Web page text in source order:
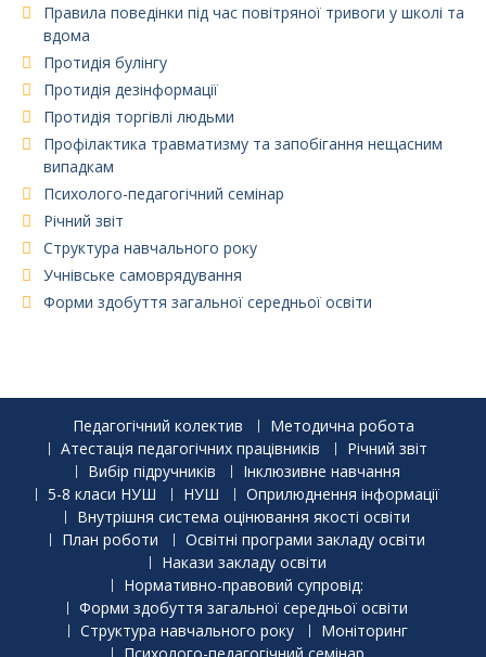
Правила поведінки під час повітряної тривоги у школі та
вдома
Протидія булінгу
Протидія дезінформації
Протидія торгівлі людьми
Профілактика травматизму та запобігання нещасним
випадкам
Психолого-педагогічний семінар
Річний звіт
Структура навчального року
Учнівське самоврядування
Форми здобуття загальної середньої освіти
Педагогічний колектив
Методична робота
Атестація педагогічних працівників
Річний звіт
Вибір підручників
Інклюзивне навчання
5-8 класи НУШ
НУШ
Оприлюднення інформації
Внутрішня система оцінювання якості освіти
План роботи
Освітні програми закладу освіти
Накази закладу освіти
Нормативно-правовий супровід:
Форми здобуття загальної середньої освіти
Структура навчального року
Моніторинг
Психолого-педагогічний семінар